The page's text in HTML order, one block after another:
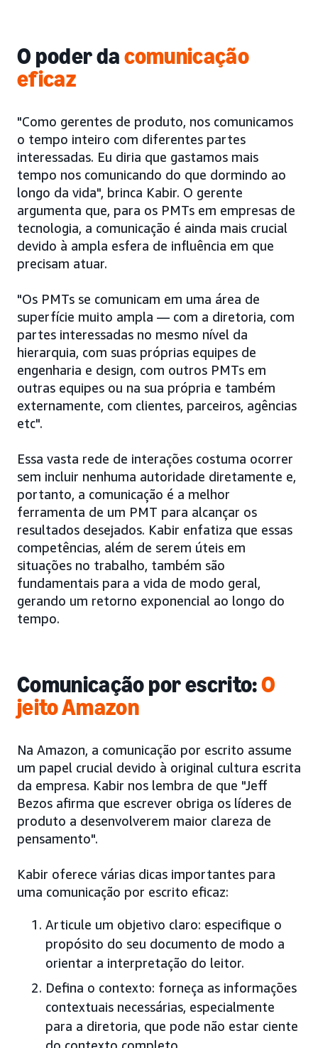
O poder dacomunicação
eficaz
"Como gerentes de produto, nos comunicamos
o tempo inteiro com diferentes partes
interessadas. Eu diria que gastamos mais
tempo nos comunicando do que dormindo ao
longo da vida", brinca Kabir. O gerente
argumenta que, para os PMTs em empresas de
tecnologia, a comunicação é ainda mais crucial
devido à ampla esfera de influência em que
precisam atuar.
"Os PMTs se comunicam em uma área de
superfície muito ampla — com a diretoria, com
partes interessadas no mesmo nível da
hierarquia, com suas próprias equipes de
engenharia e design, com outros PMTs em
outras equipes ou na sua própria e também
externamente, com clientes, parceiros, agências
etc".
Essa vasta rede de interações costuma ocorrer
sem incluir nenhuma autoridade diretamente e,
portanto, a comunicação é a melhor
ferramenta de um PMT para alcançar os
resultados desejados. Kabir enfatiza que essas
competências, além de serem úteis em
situações no trabalho, também são
fundamentais para a vida de modo geral,
gerando um retorno exponencial ao longo do
tempo.
Comunicação por escrito:O
jeito Amazon
Na Amazon, a comunicação por escrito assume
um papel crucial devido à original cultura escrita
da empresa. Kabir nos lembra de que "Jeff
Bezos afirma que escrever obriga os líderes de
produto a desenvolverem maior clareza de
pensamento".
Kabir oferece várias dicas importantes para
uma comunicação por escrito eficaz:
Articule um objetivo claro: especifique o
propósito do seu documento de modo a
orientar a interpretação do leitor.
Defina o contexto: forneça as informações
contextuais necessárias, especialmente
para a diretoria, que pode não estar ciente